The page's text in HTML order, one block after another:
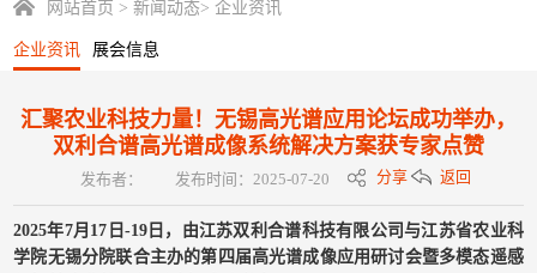
网站首页 >新闻动态> 企业资讯
企业资讯 展会信息
汇聚农业科技力量！无锡高光谱应用论坛成功举办，
双利合谱高光谱成像系统解决方案获专家点赞
发布者： 发布时间：2025-07-20 分享 返回
2025年7月17日-19日，由江苏双利合谱科技有限公司与江苏省农业科
学院无锡分院联合主办的第四届高光谱成像应用研讨会暨多模态遥感